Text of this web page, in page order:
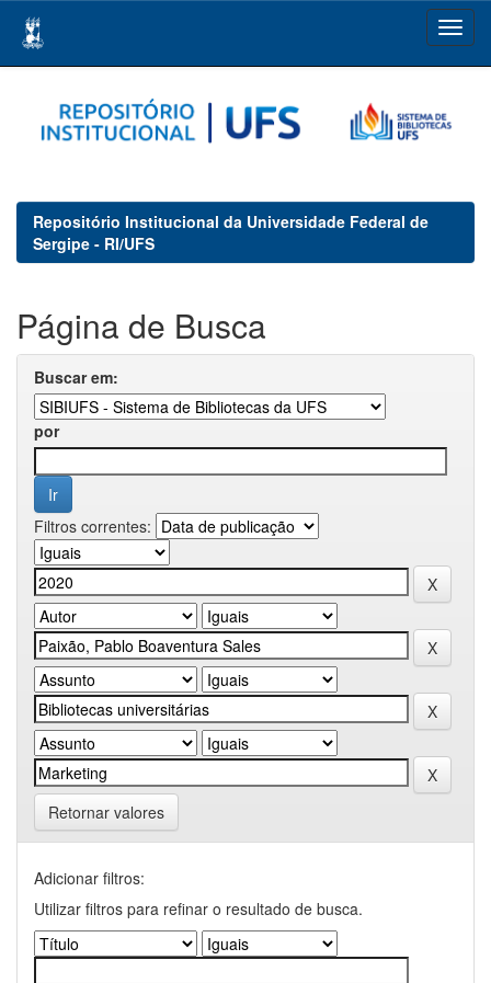
navigation
Repositório Institucional da Universidade Federal de
Sergipe - RI/UFS
Página de Busca
Buscar em:
por
Filtros correntes:
Retornar valores
Adicionar filtros:
Utilizar filtros para refinar o resultado de busca.